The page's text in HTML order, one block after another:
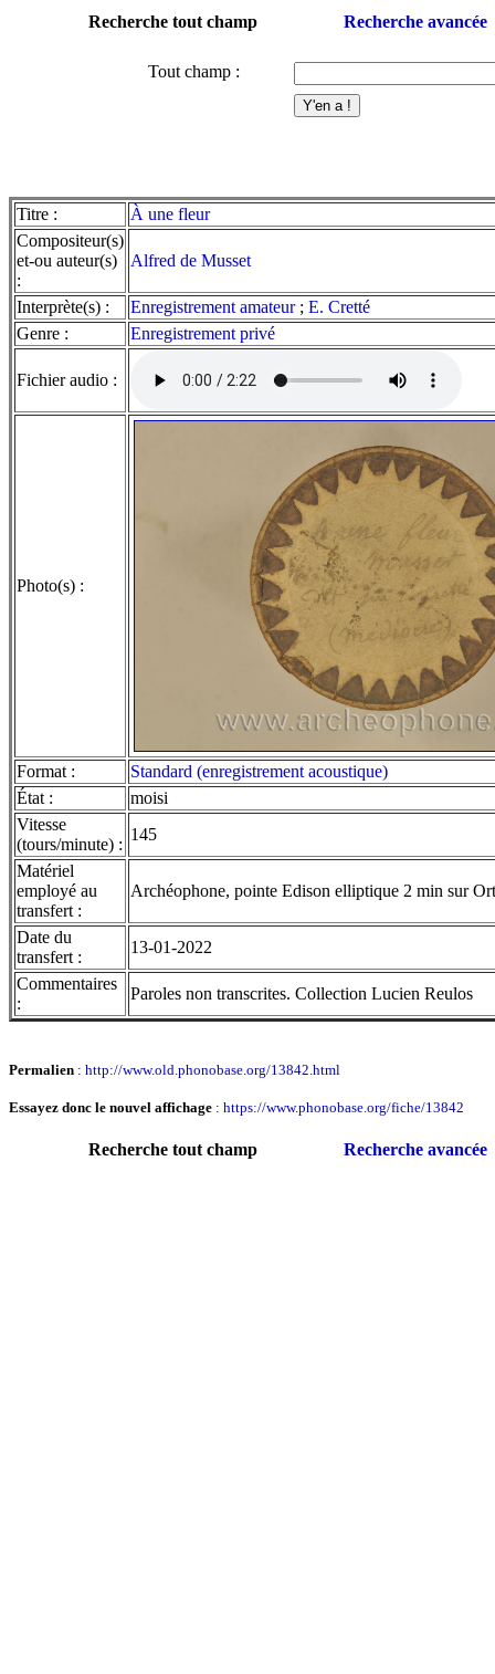
Recherche tout champ Recherche avancée
Tout champ :
Titre :
À une fleur
Compositeur(s)
et-ou auteur(s)
:
Alfred de Musset
Interprète(s) : Enregistrement amateur; E. Cretté
Genre :
Enregistrement privé
Fichier audio :
Photo(s) :
Format :
Standard (enregistrement acoustique)
État :
moisi
Vitesse
(tours/minute) :
145
Matériel
employé au
transfert :
Archéophone, pointe Edison elliptique 2 min sur
Date du
transfert :
13-01-2022
Commentaires
:
Paroles non transcrites. Collection Lucien Reulos
Permalien : http://www.old.phonobase.org/13842.html
Essayez donc le nouvel affichage : https://www.phonobase.org/fiche/13842
Recherche tout champ Recherche avancée